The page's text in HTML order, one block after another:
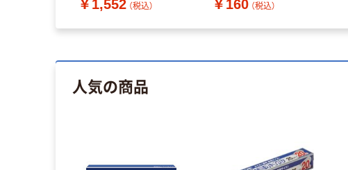
￥1,552 （税込） ￥160 （税込）
人気の商品